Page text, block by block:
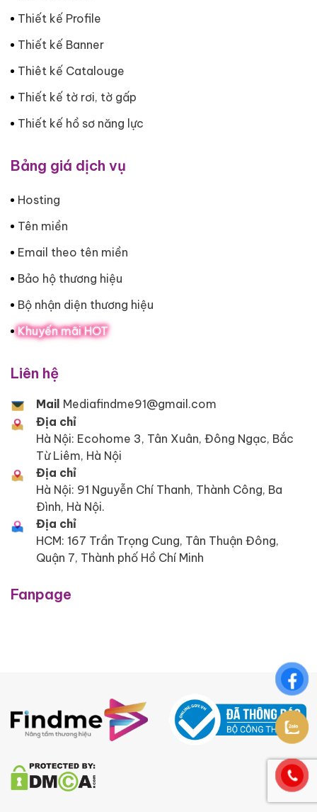
Thiết kế Profile
Thiết kế Banner
Thiêt kế Catalouge
Thiết kế tờ rơi, tờ gấp
Thiết kế hồ sơ năng lực
Bảng giá dịch vụ
Hosting
Tên miền
Email theo tên miền
Bảo hộ thương hiệu
Bộ nhận diện thương hiệu
Khuyến mãi HOT
Liên hệ
Mail Mediafindme91@gmail.com
Địa chỉ
Hà Nội: Ecohome 3, Tân Xuân, Đông Ngạc, Bắc
Từ Liêm, Hà Nội
Địa chỉ
Hà Nội: 91 Nguyễn Chí Thanh, Thành Công, Ba
Đình, Hà Nội.
Địa chỉ
HCM: 167 Trần Trọng Cung, Tân Thuận Đông,
Quận 7, Thành phố Hồ Chí Minh
Fanpage